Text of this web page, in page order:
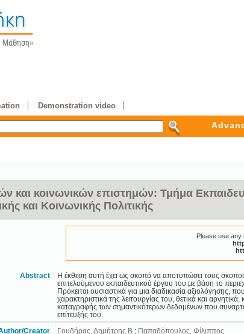
Demonstration video
και κοινωνικών επιστημών: Τμήμα
και Κοινωνικής Πολιτικής
Please use any
Abstract
Η έκθεση αυτή έχει ως σκοπό να αποτυπώσει τους
επιτελούμενου εκπαιδευτικού έργου του με βάση το
Πρόκειται ουσιαστικά για μια διαδικασία αξιολόγησης,
χαρακτηριστικά της λειτουργίας του, θετικά και
καταγραφής των σημαντικότερων δεδομένων που
επίτευξής του.
Creator Γουδήρας, Δημήτρης Β. ; Παπαδόπουλος, Φίλιππος